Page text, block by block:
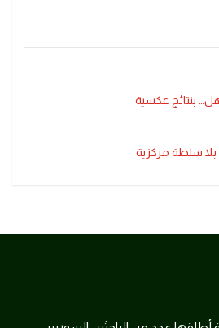
بنتائج عكسية
سلطة مركزية